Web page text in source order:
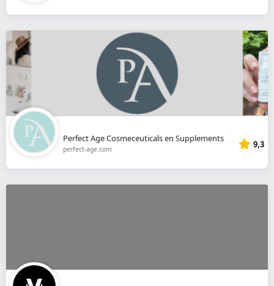
Perfect Age Cosmeceuticals en Supplements
perfect-age.com 9,3